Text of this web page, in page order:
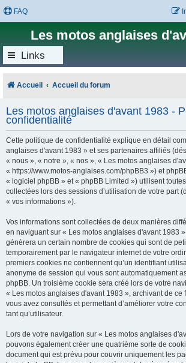
FAQ
Les motos anglaises
Links
Accueil Accueil du forum
Les motos anglaises d'avant 1983 -
confidentialité
Cette politique de confidentialité explique en détail
anglaises d'avant 1983 » et ses partenaires affiliés
« nous », « notre », « nos », « Les motos anglaises
« https://www.motos-anglaises.com/phpBB3 ») et
« logiciel phpBB » et « phpBB Limited ») utilisent
collectées lors des sessions d’utilisation de votre part
« vos informations »).
Vos informations sont collectées de deux manières
en naviguant sur « Les motos anglaises d'avant 1983
génèrera un certain nombre de cookies qui sont de
temporairement par le navigateur internet de votre
premiers cookies ne contiennent qu’un identifiant
anonyme de session qui vous sont automatiquement
phpBB. Un troisième cookie sera créé lors de votre
« Les motos anglaises d'avant 1983 », archivant de ce
vous avez consultés et permettant d’améliorer votre
tant qu’utilisateur.
Lors de votre navigation sur « Les motos anglaises
pouvons également créer une quatrième sorte de
document qui est prévu pour couvrir uniquement les